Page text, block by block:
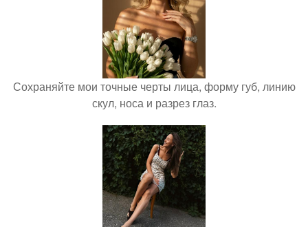
Сохраняйте мои точные черты лица, форму губ, линию
скул, носа и разрез глаз.